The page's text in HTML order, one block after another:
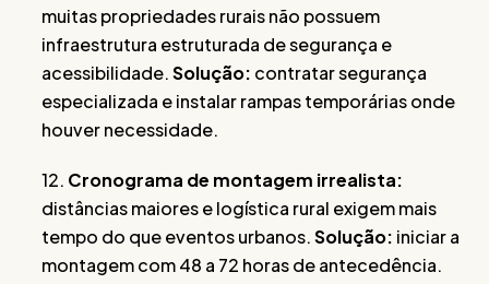
muitas propriedades rurais não possuem
infraestrutura estruturada de segurança e
acessibilidade.Solução: contratar segurança
especializada e instalar rampas temporárias onde
houver necessidade.
12. Cronograma de montagem irrealista:
distâncias maiores e logística rural exigem mais
tempo do que eventos urbanos.Solução: iniciar a
montagem com 48 a 72 horas de antecedência.